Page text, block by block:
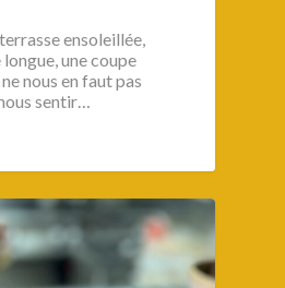
ensoleillée,
longue, une coupe
nous en faut pas
sentir…
Plaine Lagny
Saint-Blaise / Réunion